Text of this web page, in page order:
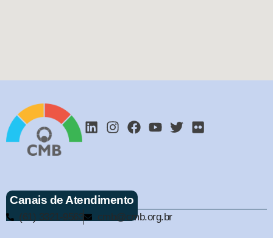
Canais de Atendimento
(61) 3321-9563 cmb@cmb.org.br